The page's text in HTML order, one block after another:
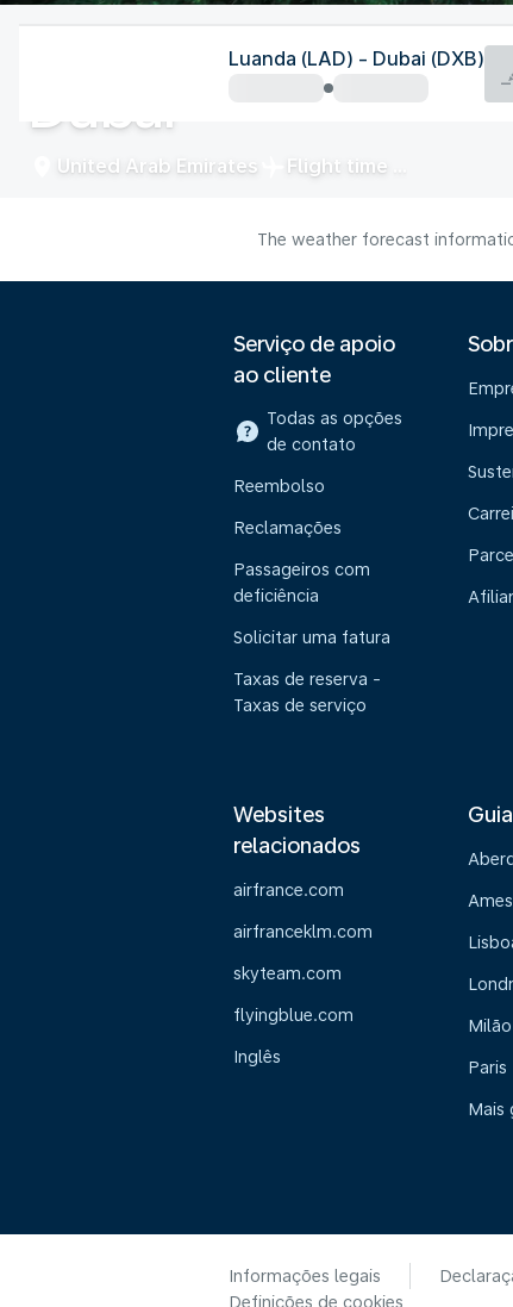
United Arab Emirates
Dubai
United Arab Emirates Flight time
Luanda (LAD) - Dubai (DXB)
The weather forecast
Serviço de apoio
ao cliente
Todas as opções
de contato
Reembolso
Reclamações
Passageiros com
deficiência
Solicitar uma fatura
Taxas de reserva -
Taxas de serviço
Websites
relacionados
airfrance.com
airfranceklm.com
skyteam.com
flyingblue.com
Inglês
Milão
Paris
Mais
Informações legais
Definições de cookies